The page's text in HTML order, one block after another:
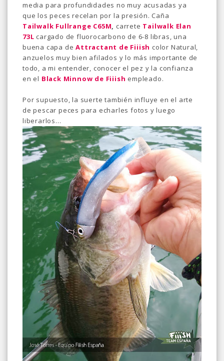
media para profundidades no muy acusadas ya
que los peces recelan por la presión. Caña
Tailwalk Fullrange C65M, carrete Tailwalk Elan
73L cargado de fluorocarbono de 6-8 libras, una
buena capa deAttractant de Fiiish color Natural,
anzuelos muy bien afilados y lo más importante de
todo, a mi entender, conocer el pez y la confianza
en el Black Minnow de Fiiish empleado.
Por supuesto, la suerte también influye en el arte
de pescar peces para echarles fotos y luego
liberarlos…